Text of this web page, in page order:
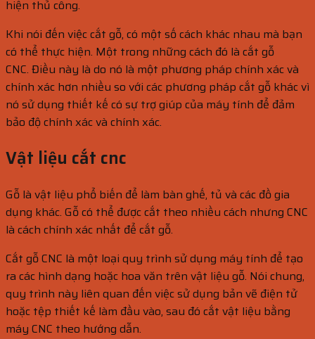
hiện thủ công.
Khi nói đến việc cắt gỗ, có một số cách khác nhau mà bạn
có thể thực hiện. Một trong những cách đó là cắt gỗ
CNC. Điều này là do nó là một phương pháp chính xác và
chính xác hơn nhiều so với các phương pháp cắt gỗ khác vì
nó sử dụng thiết kế có sự trợ giúp của máy tính để đảm
bảo độ chính xác và chính xác.
Vật liệu cắt cnc
Gỗ là vật liệu phổ biến để làm bàn ghế, tủ và các đồ gia
dụng khác. Gỗ có thể được cắt theo nhiều cách nhưng CNC
là cách chính xác nhất để cắt gỗ.
Cắt gỗ CNC là một loại quy trình sử dụng máy tính để tạo
ra các hình dạng hoặc hoa văn trên vật liệu gỗ. Nói chung,
quy trình này liên quan đến việc sử dụng bản vẽ điện tử
hoặc tệp thiết kế làm đầu vào, sau đó cắt vật liệu bằng
máy CNC theo hướng dẫn.